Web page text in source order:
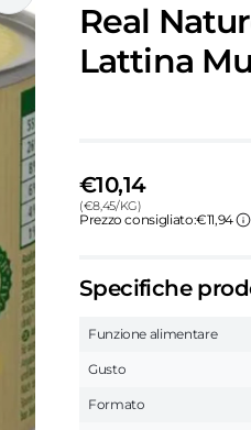
Real
Lattina
Recensioni
€10,14
(€8,45/KG)
Prezzo consigliato:€11,94
Specifiche
Funzione alimentare
Gusto
Formato